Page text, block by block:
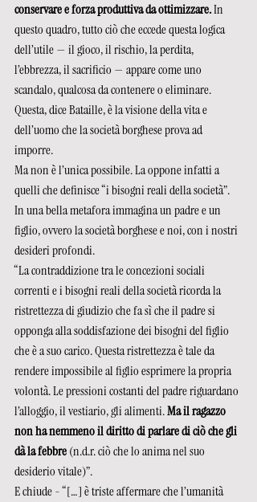
conservare e forza produttiva da ottimizzare. In
questo quadro, tutto ciò che eccede questa logica
dell’utile — il gioco, il rischio, la perdita,
l’ebbrezza, il sacrificio — appare come uno
scandalo, qualcosa da contenere o eliminare.
Questa, dice Bataille, è la visione della vita e
dell’uomo che la società borghese prova ad
imporre.
Ma non è l’unica possibile. La oppone infatti a
quelli che definisce “i bisogni reali della società”.
In una bella metafora immagina un padre e un
figlio, ovvero la società borghese e noi, con i nostri
desideri profondi.
“La contraddizione tra le concezioni sociali
correnti e i bisogni reali della società ricorda la
ristrettezza di giudizio che fa sì che il padre si
opponga alla soddisfazione dei bisogni del figlio
che è a suo carico. Questa ristrettezza è tale da
rendere impossibile al figlio esprimere la propria
volontà. Le pressioni costanti del padre riguardano
l’alloggio, il vestiario, gli alimenti. Ma il ragazzo
non ha nemmeno il diritto di parlare di ciò che gli
dà la febbre (n.d.r. ciò che lo anima nel suo
desiderio vitale)”.
E chiude - “[…] è triste affermare che l’umanità